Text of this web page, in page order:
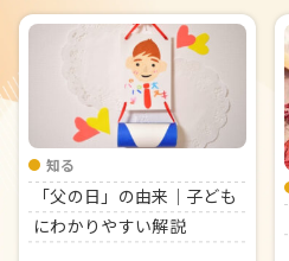
知る
「父の日」の由来｜子ども
にわかりやすい解説